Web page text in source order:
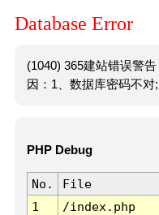
Database Error
(1040) 365建站错误警
因：1、数据库密码不对
PHP Debug
No. File
1
/index.php